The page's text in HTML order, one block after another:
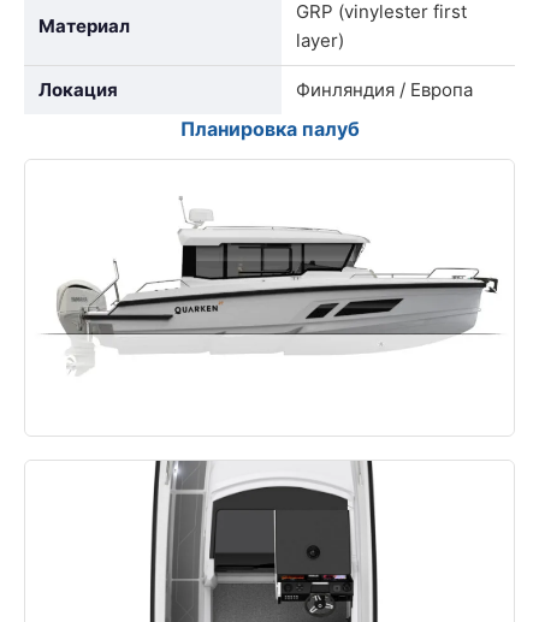
Материал
GRP (vinylester first
layer)
Локация Финляндия / Европа
Планировка палуб